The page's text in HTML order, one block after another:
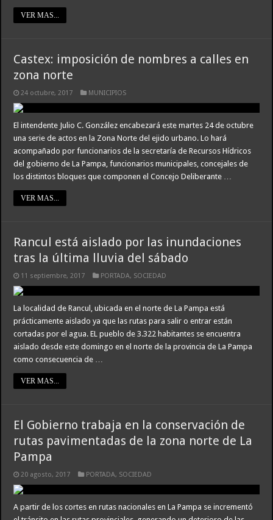
VER MAS...
Castex: imposición de nombres a calles en
zona norte
24 octubre, 2017 MUNICIPIOS
El intendente Julio C. González encabezará este martes 24 de octubre
una serie de actos en la Zona Norte del ejido urbano. Lo hará
acompañado por funcionarios de la secretaría de Recursos Hídricos
del gobierno de La Pampa, funcionarios municipales, concejales de
los distintos bloques que componen el Concejo Deliberante …
VER MAS...
Rancul está aislado por las inundaciones
tras la última lluvia del sábado
11 septiembre, 2017 PORTADA, SOCIEDAD
La localidad de Rancul, ubicada en el norte de La Pampa está
prácticamente aislado ya que las rutas para salir o entrar están
cortadas por el agua. EL pueblo de 3.322 habitantes se encuentra
aislado desde este domingo en el norte de la provincia de La Pampa
como consecuencia de …
VER MAS...
El Gobierno trabaja en la conservación de
rutas pavimentadas de la zona norte de La
Pampa
20 agosto, 2017 PORTADA, SOCIEDAD
A partir de los cortes en rutas nacionales en La Pampa se incrementó